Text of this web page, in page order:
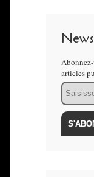
articles
Email